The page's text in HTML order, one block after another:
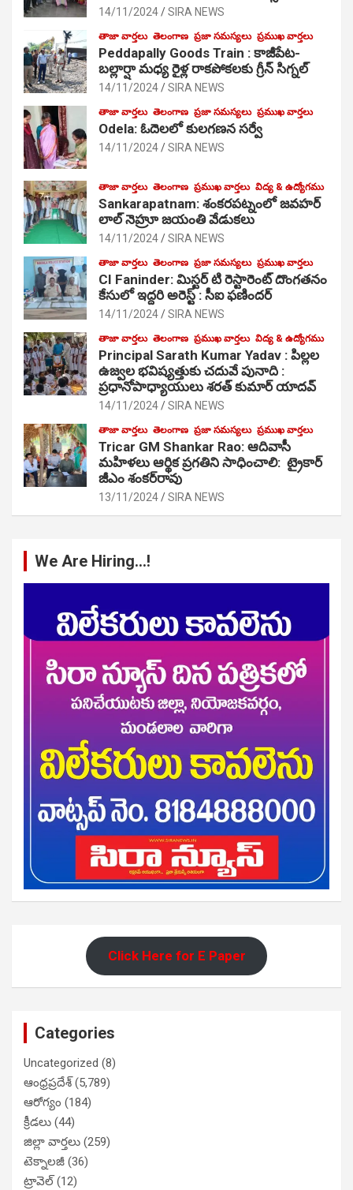
14/11/2024 SIRA NEWS
తాజా వార్తలు తెలంగాణ ప్రజా సమస్యలు ప్రముఖ వార్తలు
Peddapally Goods Train : కాజీపేట-
బల్లార్షా మధ్య రైళ్ల రాకపోకలకు గ్రీన్ సిగ్నల్
14/11/2024 SIRA NEWS
తాజా వార్తలు తెలంగాణ ప్రజా సమస్యలు ప్రముఖ వార్తలు
Odela: ఓదెలలో కులగణన సర్వే
14/11/2024 SIRA NEWS
తాజా వార్తలు తెలంగాణ ప్రముఖ వార్తలు విద్య & ఉద్యోగము
Sankarapatnam: శంకరపట్నంలో జవహర్
లాల్ నెహ్రూ జయంతి వేడుకలు
14/11/2024 SIRA NEWS
తాజా వార్తలు తెలంగాణ ప్రజా సమస్యలు ప్రముఖ వార్తలు
CI Faninder: మిస్టర్ టి రెస్టారెంట్ దొంగతనం
కేసులో ఇద్దరి అరెస్ట్ : సీఐ ఫణిందర్
14/11/2024 SIRA NEWS
తాజా వార్తలు తెలంగాణ ప్రముఖ వార్తలు విద్య & ఉద్యోగము
Principal Sarath Kumar Yadav : పిల్లల
ఉజ్వల భవిష్యత్తుకు చదువే పునాది :
ప్రధానోపాధ్యాయులు శరత్ కుమార్ యాదవ్
14/11/2024 SIRA NEWS
తాజా వార్తలు తెలంగాణ ప్రజా సమస్యలు ప్రముఖ వార్తలు
Tricar GM Shankar Rao: ఆదివాసీ
మహిళలు ఆర్థిక ప్రగతిని సాధించాలి: ట్రైకార్
జీఎం శంకర్‌రావు
13/11/2024 SIRA NEWS
We Are Hiring…!
Click Here for E Paper
Categories
Uncategorized (8)
ఆంధ్రప్రదేశ్(5,789)
ఆరోగ్యం (184)
క్రీడలు (44)
జిల్లా వార్తలు (259)
టెక్నాలజీ (36)
ట్రావెల్(12)